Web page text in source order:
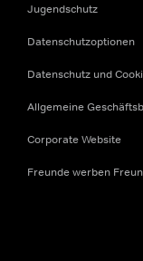
Jugendschutz
Datenschutzoptionen
Datenschutz und
Allgemeine
Corporate Website
Freunde werben